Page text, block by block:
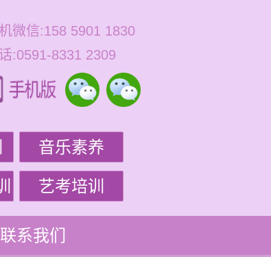
微信:158 5901 1830
:0591-8331 2309
音乐素养
艺考培训
联系我们